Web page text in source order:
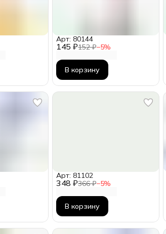
145 ₽152 ₽−5%
Арт: 80144
В корзину
348 ₽366 ₽−5%
Арт: 81102
В корзину